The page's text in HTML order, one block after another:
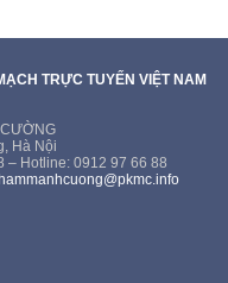
TRỰC TUYẾN VIỆT NAM
Hà Nội
– Hotline: 0912 97 66 88